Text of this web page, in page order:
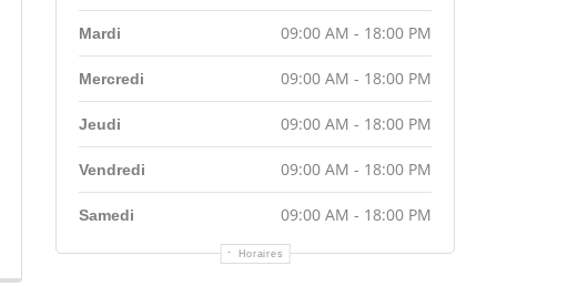
Horaires
Mardi 09:00 AM - 18:00 PM
Mercredi 09:00 AM - 18:00 PM
Jeudi 09:00 AM - 18:00 PM
Vendredi 09:00 AM - 18:00 PM
Samedi 09:00 AM - 18:00 PM